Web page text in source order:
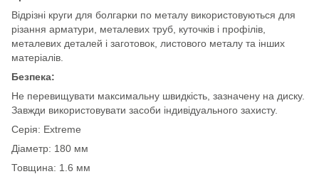
Відрізні круги для болгарки по металу використовуються для
різання арматури, металевих труб, куточків і профілів,
металевих деталей і заготовок, листового металу та інших
матеріалів.
Безпека:
Не перевищувати максимальну швидкість, зазначену на диску.
Завжди використовувати засоби індивідуального захисту.
Серія: Extreme
Діаметр: 180 мм
Товщина: 1.6 мм